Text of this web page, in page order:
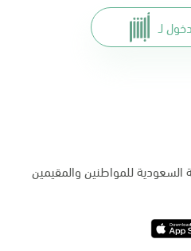
لـ
السعودية للمواطنين والمقيمين